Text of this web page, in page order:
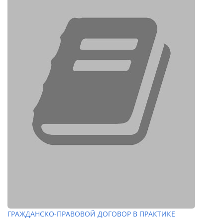
ГРАЖДАНСКО-ПРАВОВОЙ ДОГОВОР В ПРАКТИКЕ